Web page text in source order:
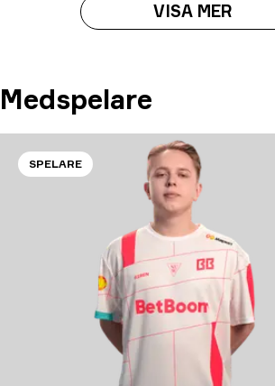
VISA MER
Medspelare
SPELARE